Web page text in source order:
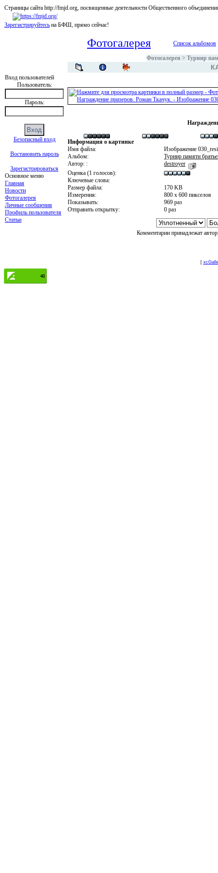
Страницы сайта http://fmjd.org, посвященные деятельности Общественного
Зарегистрируйтесь на БФШ, прямо сейчас!
Вход пользователей
Пользователь:
Пароль:
Безопасный вход
Востановить пароль
Зарегистрироваться
Основное меню
Главная
Новости
Фотогалерея
Личные сообщения
Профиль пользователя
Статьи
Фотогалерея Список альбомов
Фотогалерея > Турнир
Информация о картинке
Имя файла:
Изображение
Альбом:
Турнир памяти
Автор: :
destroyer
Оценка (1 голосов):
Ключевые слова:
Размер файла:
170 KB
Измерения:
800 x 600 пикселов
Показывать:
969 раз
Отправить открытку:
0 раз
Комментарии принадлежат
[